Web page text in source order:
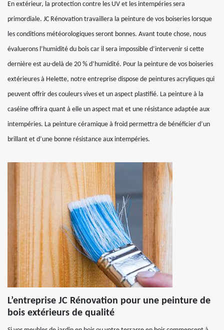
En extérieur, la protection contre les UV et les intempéries sera
primordiale. JC Rénovation travaillera la peinture de vos boiseries lorsque
les conditions météorologiques seront bonnes. Avant toute chose, nous
évaluerons l’humidité du bois car il sera impossible d’intervenir si cette
dernière est au-delà de 20 % d’humidité. Pour la peinture de vos boiseries
extérieures à Helette, notre entreprise dispose de peintures acryliques qui
peuvent offrir des couleurs vives et un aspect plastifié. La peinture à la
caséine offrira quant à elle un aspect mat et une résistance adaptée aux
intempéries. La peinture céramique à froid permettra de bénéficier d’un
brillant et d’une bonne résistance aux intempéries.
L’entreprise JC Rénovation pour une peinture de
bois extérieurs de qualité